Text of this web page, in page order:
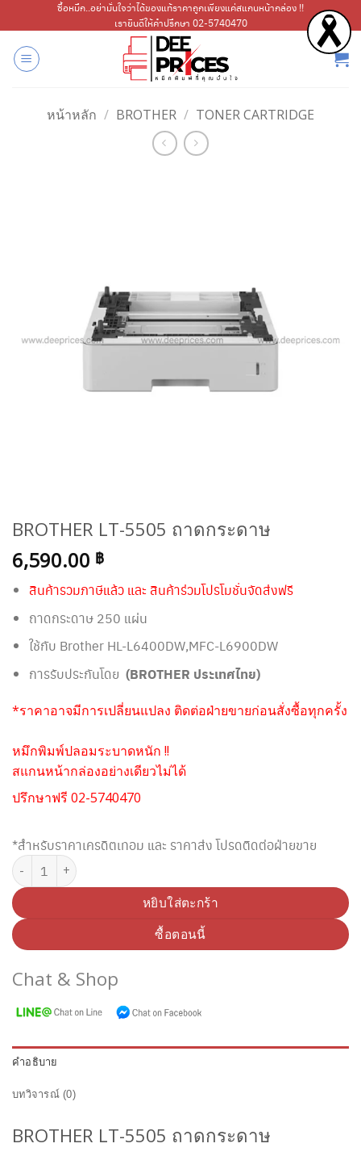
ไป
เนื้อหา
ซื้อหมึก..อย่ามั่นใจว่าได้ของแท้ราคาถูกเพียงแค่สแกนหน้ากล่อง !!
เรายินดีให้คำปรึกษา 02-5740470
หน้าหลัก / BROTHER / TONER CARTRIDGE
BROTHER LT-5505 ถาดกระดาษ
6,590.00 ฿
สินค้ารวมภาษีแล้ว และ สินค้าร่วมโปรโมชั่นจัดส่งฟรี
ถาดกระดาษ 250 แผ่น
ใช้กับ Brother HL-L6400DW,MFC-L6900DW
การรับประกันโดย (BROTHER ประเทศไทย)
*ราคาอาจมีการเปลี่ยนแปลง ติดต่อฝ่ายขายก่อนสั่งซื้อทุกครั้ง
หมึกพิมพ์ปลอมระบาดหนัก !!
สแกนหน้ากล่องอย่างเดียวไม่ได้
ปรึกษาฟรี 02-5740470
*สำหรับราคาเครดิตเทอม และ ราคาส่ง โปรดติดต่อฝ่ายขาย
จำนวน BROTHER LT-5505 ถาดกระดาษ ชิ้น
หยิบใส่ตะกร้า
ซื้อตอนนี้
Chat & Shop
คำอธิบาย
บทวิจารณ์ (0)
BROTHER LT-5505 ถาดกระดาษ